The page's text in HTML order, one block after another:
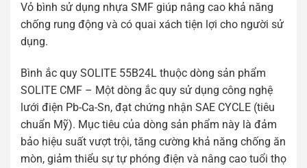
Vỏ bình sử dụng nhựa SMF giúp nâng cao khả năng
chống rung động và có quai xách tiện lợi cho người sử
dụng.
Bình ắc quy SOLITE 55B24L thuộc dòng sản phẩm
SOLITE CMF – Một dòng ắc quy sử dụng công nghệ
lưới điện Pb-Ca-Sn, đạt chứng nhận SAE CYCLE (tiêu
chuẩn Mỹ). Mục tiêu của dòng sản phẩm này là đảm
bảo hiệu suất vượt trội, tăng cường khả năng chống ăn
mòn, giảm thiểu sự tự phóng điện và nâng cao tuổi thọ